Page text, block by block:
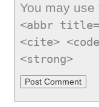
You may use
<abbr
<cite>
<strong>